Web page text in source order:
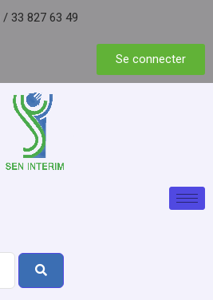
/ 33 827 63 49
Se connecter